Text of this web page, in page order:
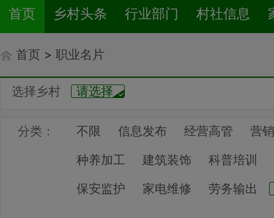
首页 乡村头条 行业部门 村社信息
首页 > 职业名片
选择乡村 请选择
分类： 不限 信息发布 经营高管
营
种养加工
建筑装饰
科普培训
保安监护
家电维修 劳务输出